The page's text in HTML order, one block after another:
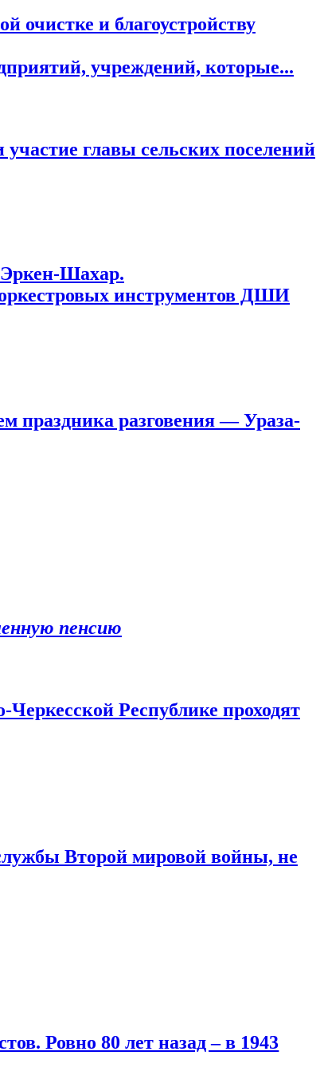
очистке и благоустройству
учреждений, которые...
главы сельских поселений
Шахар.
инструментов ДШИ
праздника разговения — Ураза-
пенсию
Республике проходят
Второй мировой войны, не
Ровно 80 лет назад – в 1943